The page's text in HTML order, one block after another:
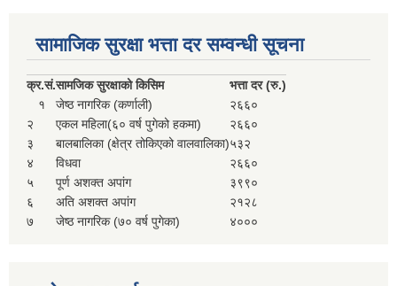
सामाजिक सुरक्षा भत्ता दर सम्वन्धी सूचना
क्र.सं.सामजिक सुरक्षाको किसिम
भत्ता दर (रु.)
१
जेष्ठ नागरिक (कर्णाली)
२६६०
२
एकल महिला(६० वर्ष पुगेको हकमा)
२६६०
३
बालबालिका (क्षेत्र तोकिएको वालवालिका)५३२
४
विधवा
२६६०
५
पूर्ण अशक्त अपांग
३९९०
६
अति अशक्त अपांग
२१२८
७
जेष्ठ नागरिक (७० वर्ष पुगेका) ४०००